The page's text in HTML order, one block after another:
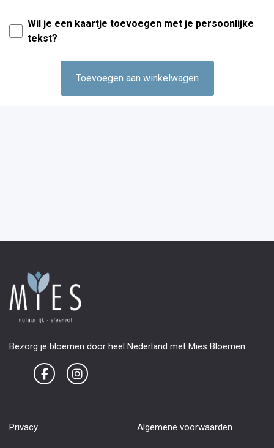
Wil je een kaartje toevoegen met je persoonlijke
tekst?
Toevoegen aan winkelwagen
Bezorg je bloemen door heel Nederland met Mies Bloemen
Privacy Algemene voorwaarden